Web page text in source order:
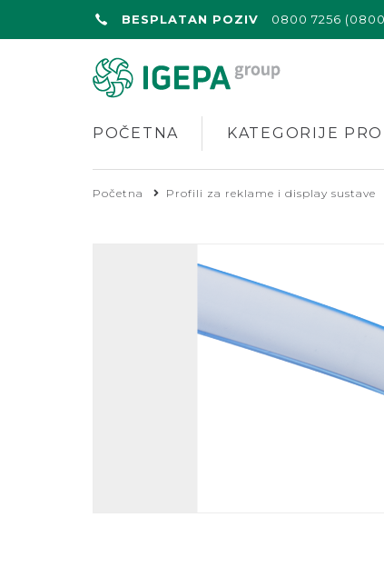
BESPLATAN POZIV 0800 7256 (0800
POČETNA KATEGORIJE
Početna Profili za reklame i display sustave